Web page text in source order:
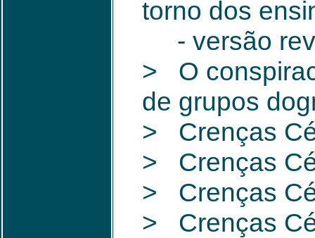
torno dos
- versão
> O
de grupos
> Crenças
> Crenças
> Crenças
> Crenças